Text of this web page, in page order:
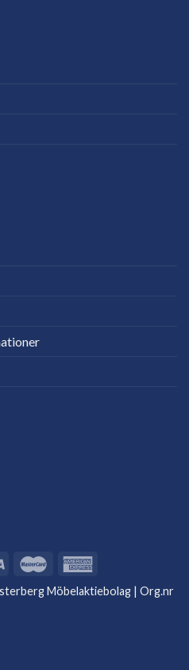
Möbelaktiebolag | Org.nr